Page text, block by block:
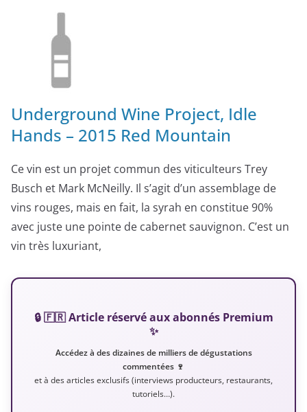
Underground Wine Project, Idle
Hands – 2015 Red Mountain
Ce vin est un projet commun des viticulteurs Trey
Busch et Mark McNeilly. Il s’agit d’un assemblage de
vins rouges, mais en fait, la syrah en constitue 90%
avec juste une pointe de cabernet sauvignon. C’est un
vin très luxuriant,
🔒 🇫🇷 Article réservé aux abonnés Premium
✨
Accédez à des dizaines de milliers de dégustations
commentées 🍷
et à des articles exclusifs (interviews producteurs, restaurants,
tutoriels…).